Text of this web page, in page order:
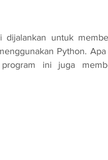
dijalankan untuk
Python.
program ini juga